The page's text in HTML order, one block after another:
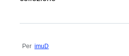
Per imuD